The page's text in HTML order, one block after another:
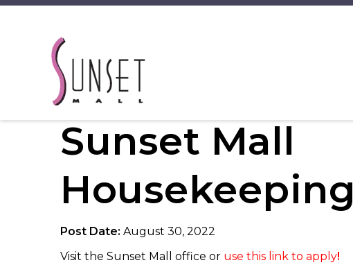
Sunset Mall
Housekeeping
Post Date: August 30, 2022
Visit the Sunset Mall office or use this link to apply!